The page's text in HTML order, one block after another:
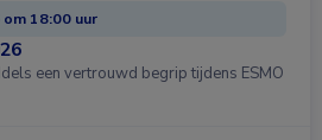
18:00 uur
een vertrouwd begrip tijdens ESMO